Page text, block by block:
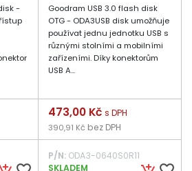
-
Goodram USB 3.0 flash disk
OTG - ODA3USB disk umožňuje
používat jednu jednotku USB s
různými stolními a mobilními
zařízeními. Díky konektorům
USB A...
Cena
473,00 Kč s DPH
390,91 Kč bez DPH
P/N:ODA3-0640S0R11
SKLADEM